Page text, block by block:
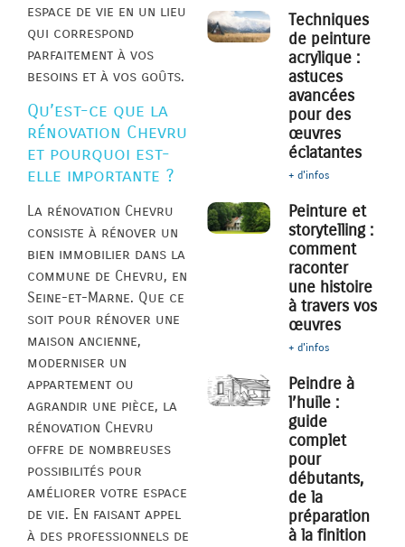
espace de vie en un lieu
qui correspond
parfaitement à vos
besoins et à vos goûts.
Qu’est-ce que la
rénovation Chevru
et pourquoi est-
elle importante ?
La rénovation Chevru
consiste à rénover un
bien immobilier dans la
commune de Chevru, en
Seine-et-Marne. Que ce
soit pour rénover une
maison ancienne,
moderniser un
appartement ou
agrandir une pièce, la
rénovation Chevru
offre de nombreuses
possibilités pour
améliorer votre espace
de vie. En faisant appel
à des professionnels de
Techniques
de peinture
acrylique :
astuces
avancées
pour des
œuvres
éclatantes
+ d'infos
Peinture et
storytelling :
comment
raconter
une histoire
à travers vos
œuvres
+ d'infos
Peindre à
l’huile :
guide
complet
pour
débutants,
de la
préparation
à la finition